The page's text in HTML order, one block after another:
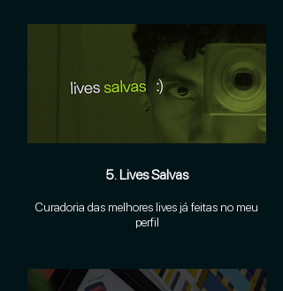
5. Lives Salvas
Curadoria das melhores lives já feitas no meu
perfil